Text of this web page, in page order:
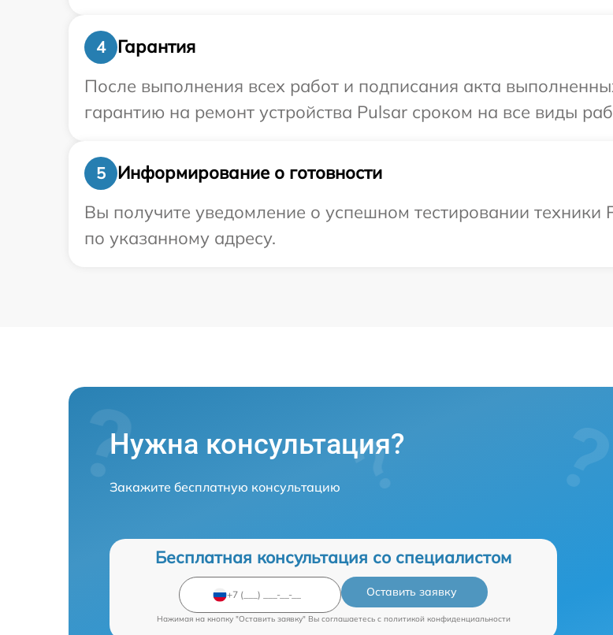
4
Гарантия
После выполнения всех работ и подписания акта
гарантию на ремонт устройства Pulsar сроком на все виды
5
Информирование о готовности
Вы получите уведомление о успешном тестировании техники
по указанному адресу.
Нужна консультация?
Закажите бесплатную консультацию
Бесплатная консультация со специалистом
Оставить заявку
Нажимая на кнопку "Оставить заявку" Вы соглашаетесь c политикой конфиденциальности